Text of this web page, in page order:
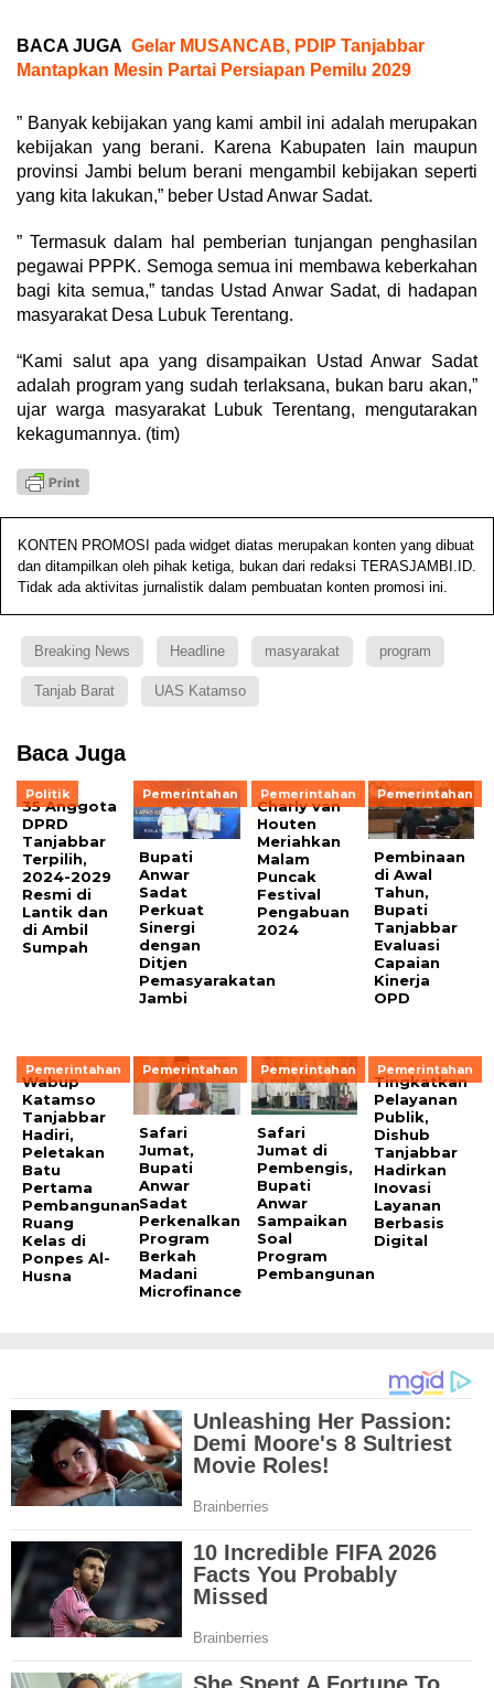
BACA JUGA Gelar MUSANCAB, PDIP Tanjabbar
Mantapkan Mesin Partai Persiapan Pemilu 2029
” Banyak kebijakan yang kami ambil ini adalah merupakan
kebijakan yang berani. Karena Kabupaten lain maupun
provinsi Jambi belum berani mengambil kebijakan seperti
yang kita lakukan,” beber Ustad Anwar Sadat.
” Termasuk dalam hal pemberian tunjangan penghasilan
pegawai PPPK. Semoga semua ini membawa keberkahan
bagi kita semua,” tandas Ustad Anwar Sadat, di hadapan
masyarakat Desa Lubuk Terentang.
“Kami salut apa yang disampaikan Ustad Anwar Sadat
adalah program yang sudah terlaksana, bukan baru akan,”
ujar warga masyarakat Lubuk Terentang, mengutarakan
kekagumannya. (tim)
KONTEN PROMOSI pada widget diatas merupakan konten yang dibuat
dan ditampilkan oleh pihak ketiga, bukan dari redaksi TERASJAMBI.ID.
Tidak ada aktivitas jurnalistik dalam pembuatan konten promosi ini.
Breaking News Headline masyarakat program
Tanjab Barat UAS Katamso
Baca Juga
Politik
35 Anggota
DPRD
Tanjabbar
Terpilih,
2024-2029
Resmi di
Lantik dan
di Ambil
Sumpah
Pemerintahan
Bupati
Anwar
Sadat
Perkuat
Sinergi
dengan
Ditjen
Pemasyarakatan
Jambi
Pemerintahan
Charly van
Houten
Meriahkan
Malam
Puncak
Festival
Pengabuan
2024
Pemerintahan
Pembinaan
di Awal
Tahun,
Bupati
Tanjabbar
Evaluasi
Capaian
Kinerja
OPD
Pemerintahan
Wabup
Katamso
Tanjabbar
Hadiri,
Peletakan
Batu
Pertama
Pembangunan
Ruang
Kelas di
Ponpes Al-
Husna
Pemerintahan
Safari
Jumat,
Bupati
Anwar
Sadat
Perkenalkan
Program
Berkah
Madani
Microfinance
Pemerintahan
Safari
Jumat di
Pembengis,
Bupati
Anwar
Sampaikan
Soal
Program
Pembangunan
Pemerintahan
Tingkatkan
Pelayanan
Publik,
Dishub
Tanjabbar
Hadirkan
Inovasi
Layanan
Berbasis
Digital